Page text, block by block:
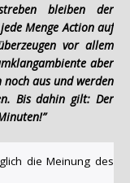
bleiben der
Menge Action auf
vor allem
aber
aus und werden
Bis dahin gilt: Der
die Meinung des